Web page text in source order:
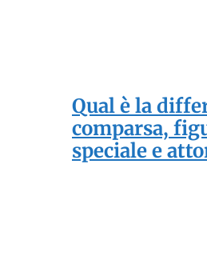
Qual è la
comparsa,
speciale e